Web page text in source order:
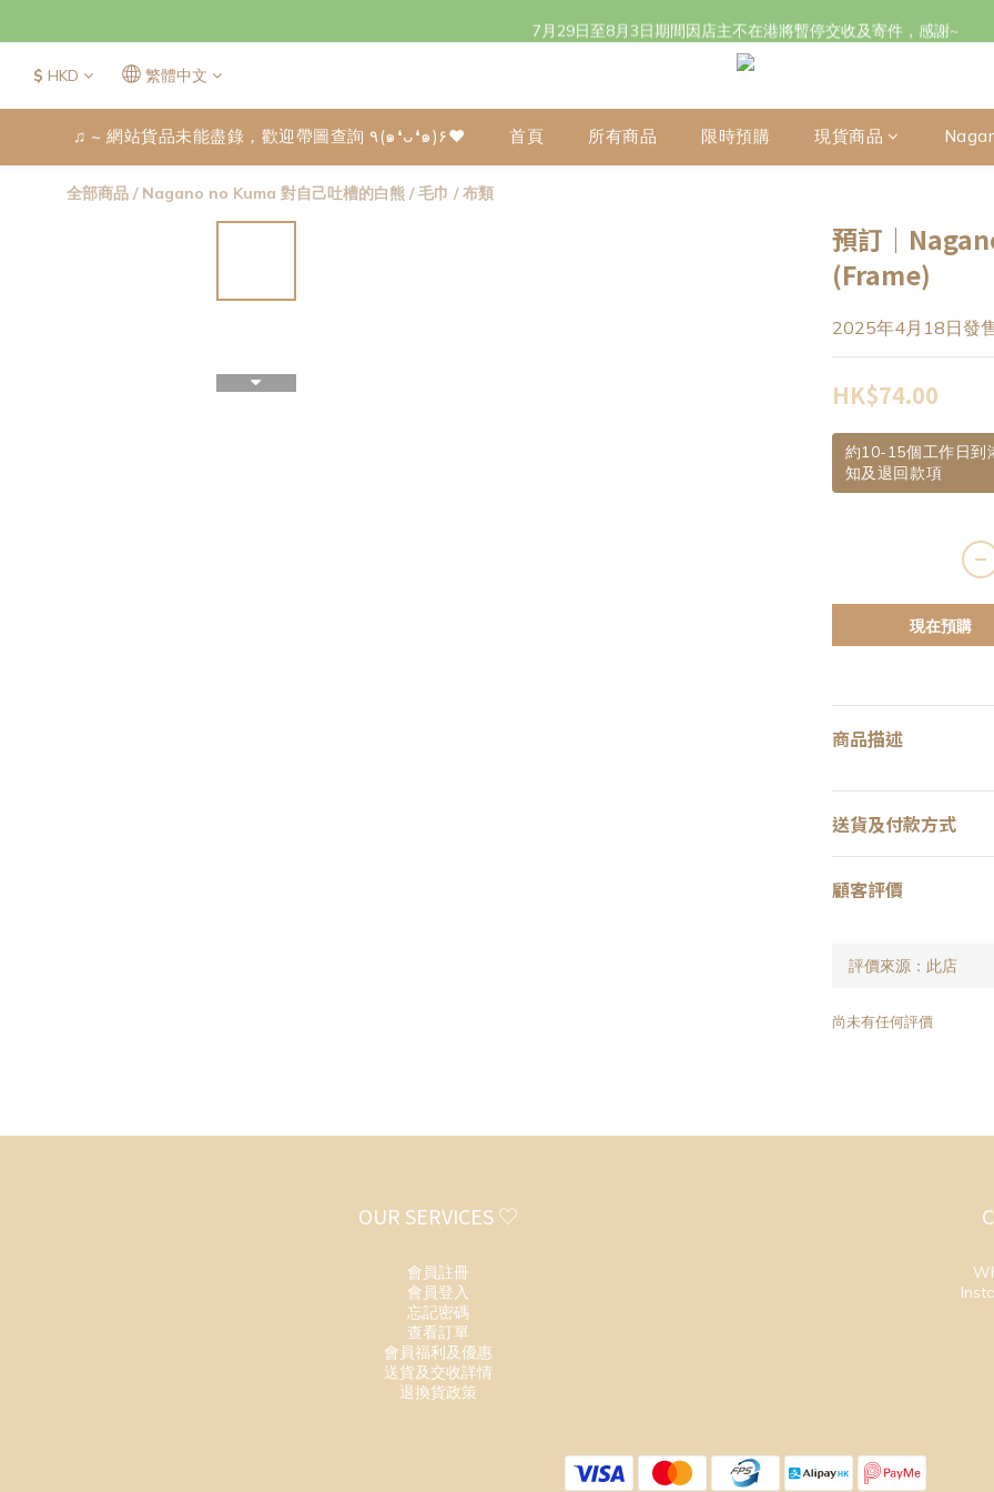
立即成為會員 (๑•̀ㅂ•́)و✧登記生日獲取$20購物金 及下單賺取點數
7月29日至8月3日期間因店主不在港將暫停交收及寄件，感謝~
立即成為會員 (๑•̀ㅂ•́)و✧登記生日獲取$20購物金 及下單賺取點數
$ HKD 繁體中文
♫ ~ 網站貨品未能盡錄，歡迎帶圖查詢 ٩(๑❛ᴗ❛๑)۶♥ 首頁 所有商品 限時預購 現貨商品
全部商品 / Nagano no Kuma 對自己吐槽的白熊 /毛巾 / 布類
預訂｜
(Frame)
2025年4月18日發
HK$74.00
約10-15個工作日到
知及退回款項
現在預購
商品描述
送貨及付款方式
顧客評價
尚未有任何評價
OUR SERVICES ♡
會員註冊
會員登入
忘記密碼
查看訂單
會員福利及優惠
送貨及交收詳情
退換貨政策